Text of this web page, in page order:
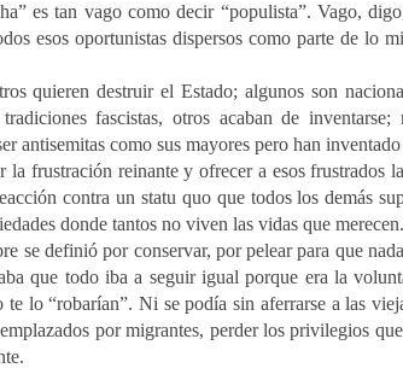
es tan vago como decir “populista”. Vago,
esos oportunistas dispersos como parte de
quieren destruir el Estado; algunos son
fascistas, otros acaban de
antisemitas como sus mayores pero han
frustración reinante y ofrecer a esos frustrados
contra un statu quo que todos los demás
donde tantos no viven las vidas que merecen.
se definió por conservar, por pelear para que
que todo iba a seguir igual porque era la
te lo “robarían”. Ni se podía sin aferrarse a las
por migrantes, perder los privilegios